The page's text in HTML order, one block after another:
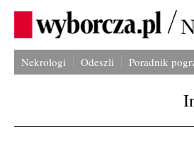
Nekrologi Odeszli Poradnik